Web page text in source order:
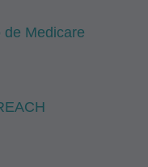
de Medicare